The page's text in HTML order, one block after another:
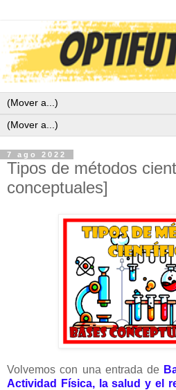
7 ago 2022
Tipos de métodos
conceptuales]
Volvemos con una entrada de
Actividad Física, la salud y el